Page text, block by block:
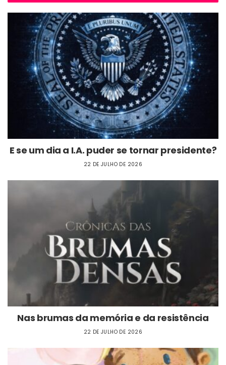
E se um dia a I.A. puder se tornar presidente?
22 DE JULHO DE 2026
Nas brumas da memória e da resistência
22 DE JULHO DE 2026